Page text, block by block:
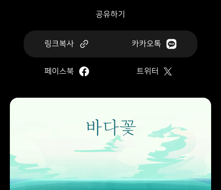
공유하기
링크복사 카카오톡
페이스북 트위터